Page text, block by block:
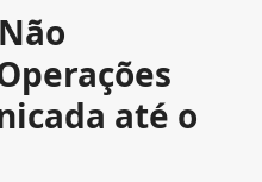
até o